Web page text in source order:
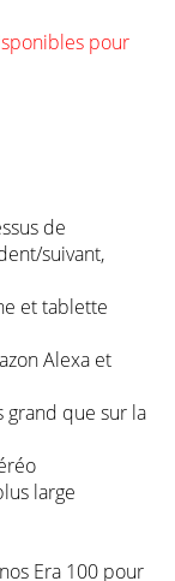
pour
de
suivant,
et tablette
Alexa et
grand que sur la
large
Era 100 pour